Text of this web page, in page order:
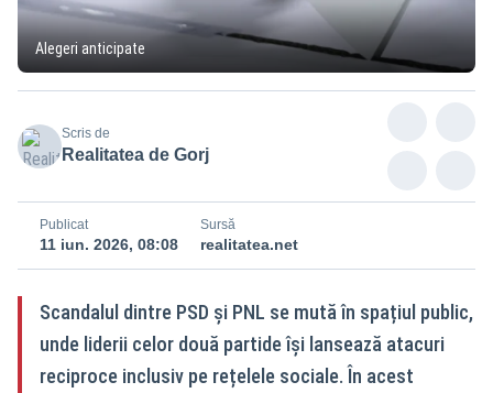
Alegeri anticipate
Scris de
Realitatea de Gorj
Publicat
11 iun. 2026, 08:08
Sursă
realitatea.net
Scandalul dintre PSD și PNL se mută în spațiul public,
unde liderii celor două partide își lansează atacuri
reciproce inclusiv pe rețelele sociale. În acest